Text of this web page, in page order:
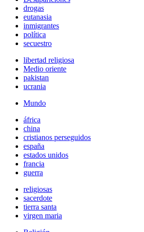
drogas
eutanasia
inmigrantes
política
secuestro
libertad religiosa
Medio oriente
pakistan
ucrania
Mundo
áfrica
china
cristianos perseguidos
españa
estados unidos
francia
guerra
religiosas
sacerdote
tierra santa
virgen maria